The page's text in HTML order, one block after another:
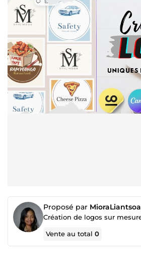
Proposé par MioraLiantsoa
Vente au total0